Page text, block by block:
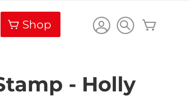
Shop
- Holly